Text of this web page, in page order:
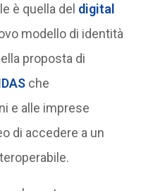
è quella del digital
modello di identità
proposta di
che
e alle imprese
di accedere a un